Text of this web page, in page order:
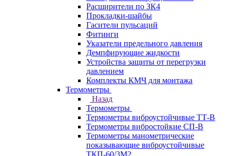
Расширители по ЗК4
Прокладки-шайбы
Гасители пульсаций
Фитинги
Указатели предельного давления
Демпфирующие жидкости
Устройства защиты от перегрузки
давлением
Комплекты КМЧ для монтажа
Термометры
Назад
Термометры
Термометры виброустойчивые ТТ-В
Термометры вибростойкие СП-В
Термометры манометрические
показывающие виброустойчивые
ТКП-60/3М2